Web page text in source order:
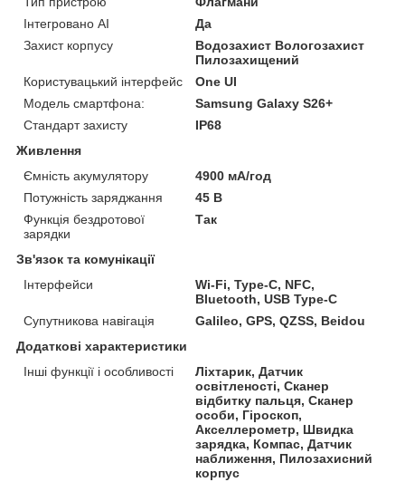
Інтегровано AI
Да
Захист корпусу
Водозахист Вологозахист
Пилозахищений
Користувацький інтерфейс
One UI
Модель смартфона:
Samsung Galaxy S26+
Стандарт захисту
IP68
Живлення
Ємність акумулятору
4900 мА/год
Потужність заряджання
45 В
Функція бездротової
зарядки
Так
Зв'язок та комунікації
Інтерфейси
Wi-Fi, Type-C, NFC,
Bluetooth, USB Type-C
Супутникова навігація
Galileo, GPS, QZSS, Beidou
Додаткові характеристики
Інші функції і особливості
Ліхтарик, Датчик
освітленості, Сканер
відбитку пальця, Сканер
особи, Гіроскоп,
Акселлерометр, Швидка
зарядка, Компас, Датчик
наближення, Пилозахисний
корпус